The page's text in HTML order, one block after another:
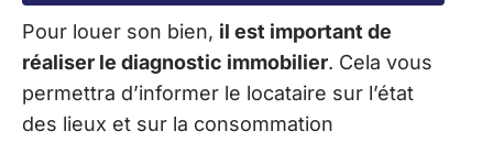
Pour louer son bien, il est important de
réaliser le diagnostic immobilier. Cela vous
permettra d’informer le locataire sur l’état
des lieux et sur la consommation